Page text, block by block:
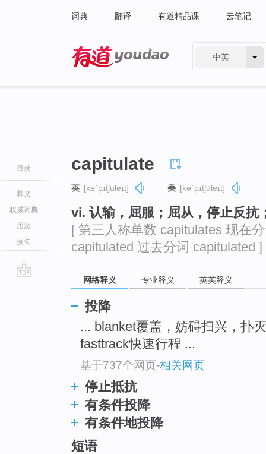
词典 翻译 有道精品课 云笔记
中英
目录
释义
权威词典
用法
例句
capitulate
英 [kəˈpɪtʃuleɪt] 美 [kəˈpɪtʃuleɪt]
vi. 认输，屈服；屈从，停止反抗
[ 第三人称单数 capitulates 现在
capitulated 过去分词 capitulated ]
网络释义 专业释义 英英释义
投降
... blanket覆盖，妨碍扫兴，扑
fasttrack快速行程 ...
基于737个网页-相关网页
停止抵抗
有条件投降
有条件地投降
短语